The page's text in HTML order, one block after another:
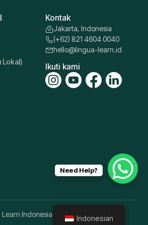
Lokal)
Kontak
Jakarta, Indonesia
(+62) 821 4604 0040
hello@lingua-learn.id
Ikuti kami
Indonesia. All Rights Reserved.
Need Help?
Indonesian